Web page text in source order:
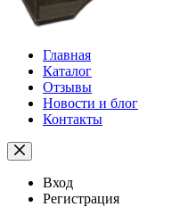
Главная
Каталог
Отзывы
Новости и блог
Контакты
Вход
Регистрация